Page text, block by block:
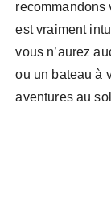
recommandons
est vraiment
vous n’aurez
ou un bateau à
aventures au